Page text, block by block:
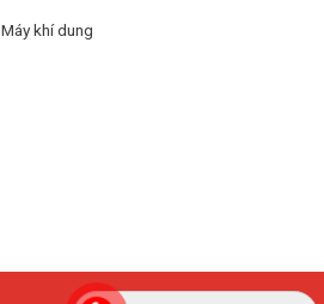
Máy khí dung